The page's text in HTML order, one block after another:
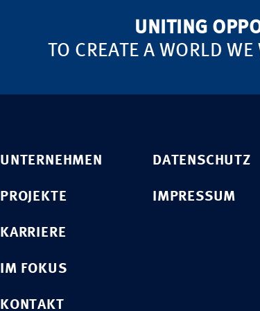
UNITING
TO CREATE A WORLD
UNTERNEHMEN
PROJEKTE
KARRIERE
IM FOKUS
KONTAKT
DATENSCHUTZ
IMPRESSUM